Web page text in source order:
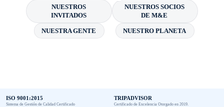
NUESTROS
INVITADOS
NUESTROS SOCIOS
DE M&E
NUESTRA GENTE NUESTRO PLANETA
ISO 9001:2015
Sistema de Gestión de Calidad Certificado
TRIPADVISOR
Certificado de Excelencia Otorgado en 2019.